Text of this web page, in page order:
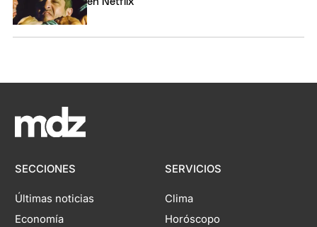
SECCIONES
Últimas noticias
Economía
SERVICIOS
Clima
Horóscopo